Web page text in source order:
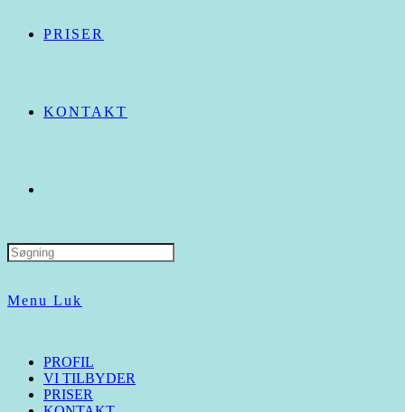
PRISER
KONTAKT
Search
for:
Menu Luk
PROFIL
VI TILBYDER
PRISER